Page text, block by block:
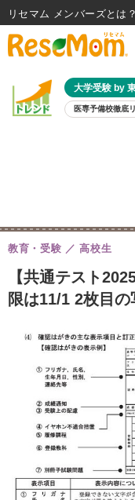
大学受験 by
医専予備校徹底
8
【共通テスト
限は11/1 2枚目
教育・受験 高校生
リセマム メンバーズ